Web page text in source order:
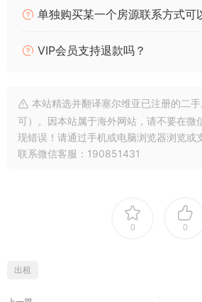
单独购买某一个房源联系方式可
VIP会员支持退款吗？
本站精选并翻译塞尔维亚已注册的二
可）。因本站属于海外网站，请不要在微
现错误！请通过手机或电脑浏览器浏览或
联系微信客服：190851431
0 0
出租